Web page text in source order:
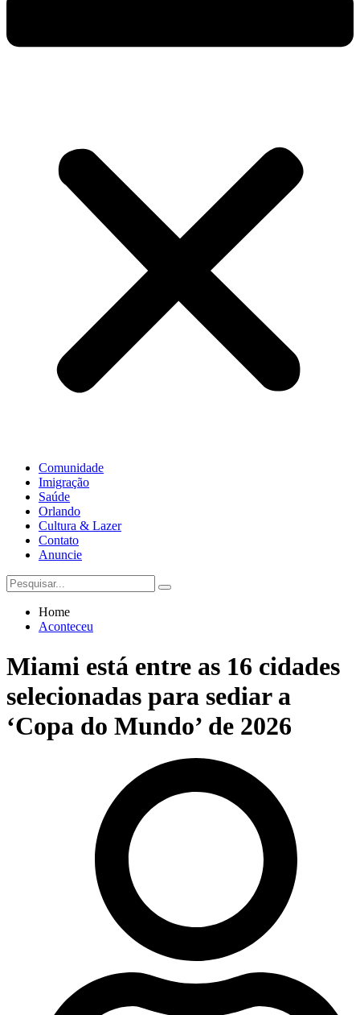
Comunidade
Imigração
Saúde
Orlando
Cultura & Lazer
Contato
Anuncie
Home
Aconteceu
Miami está entre as 16 cidades
selecionadas para sediar a
‘Copa do Mundo’ de 2026